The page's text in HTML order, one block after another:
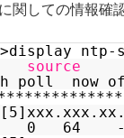
関しての情報確
source
poll now
64 -